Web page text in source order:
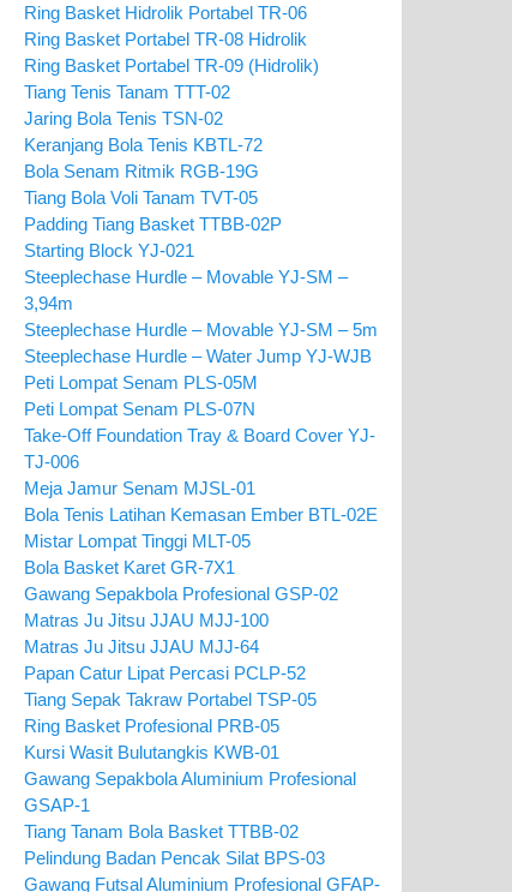
Ring Basket Hidrolik Portabel TR-06
Ring Basket Portabel TR-08 Hidrolik
Ring Basket Portabel TR-09 (Hidrolik)
Tiang Tenis Tanam TTT-02
Jaring Bola Tenis TSN-02
Keranjang Bola Tenis KBTL-72
Bola Senam Ritmik RGB-19G
Tiang Bola Voli Tanam TVT-05
Padding Tiang Basket TTBB-02P
Starting Block YJ-021
Steeplechase Hurdle – Movable YJ-SM –
3,94m
Steeplechase Hurdle – Movable YJ-SM – 5m
Steeplechase Hurdle – Water Jump YJ-WJB
Peti Lompat Senam PLS-05M
Peti Lompat Senam PLS-07N
Take-Off Foundation Tray & Board Cover YJ-
TJ-006
Meja Jamur Senam MJSL-01
Bola Tenis Latihan Kemasan Ember BTL-02E
Mistar Lompat Tinggi MLT-05
Bola Basket Karet GR-7X1
Gawang Sepakbola Profesional GSP-02
Matras Ju Jitsu JJAU MJJ-100
Matras Ju Jitsu JJAU MJJ-64
Papan Catur Lipat Percasi PCLP-52
Tiang Sepak Takraw Portabel TSP-05
Ring Basket Profesional PRB-05
Kursi Wasit Bulutangkis KWB-01
Gawang Sepakbola Aluminium Profesional
GSAP-1
Tiang Tanam Bola Basket TTBB-02
Pelindung Badan Pencak Silat BPS-03
Gawang Futsal Aluminium Profesional GFAP-